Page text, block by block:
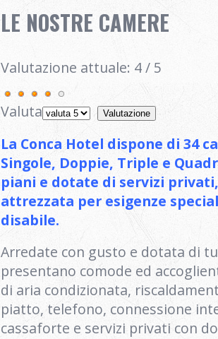
LE NOSTRE CAMERE
Valutazione attuale: 4/ 5
Valuta
La Conca Hotel dispone di 34
Singole, Doppie, Triple e
piani e dotate di servizi
attrezzata per esigenze
disabile.
Arredate con gusto e dotata di
presentano comode ed
di aria condizionata,
piatto, telefono, connessione
cassaforte e servizi privati con